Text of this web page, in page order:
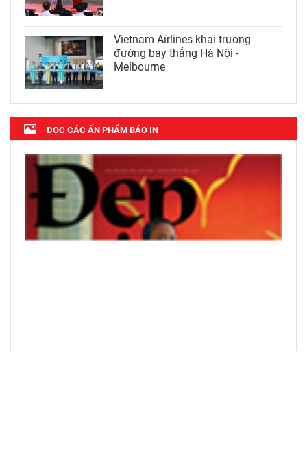
Vietnam Airlines khai trương
đường bay thẳng Hà Nội -
Melbourne
ĐỌC CÁC ẤN PHẨM BÁO IN